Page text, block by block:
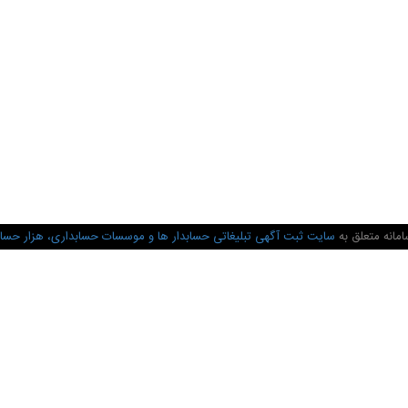
متعلق به سایت ثبت آگهی تبلیغاتی حسابدار ها و موسسات حسابداری، هزار